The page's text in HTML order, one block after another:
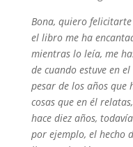
Bona, quiero
el libro me ha
mientras lo leía, me
de cuando estuve en
pesar de los años que
cosas que en él
hace diez años,
por ejemplo, el hecho